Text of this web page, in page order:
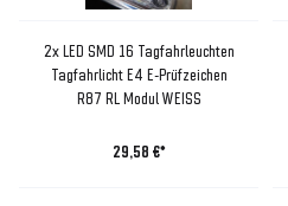
2x LED SMD 16 Tagfahrleuchten
Tagfahrlicht E4 E-Prüfzeichen
R87 RL Modul WEISS
29,58 €*